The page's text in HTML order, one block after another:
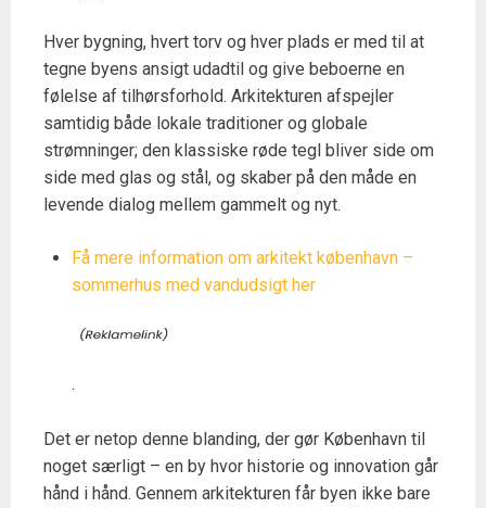
Hver bygning, hvert torv og hver plads er med til at
tegne byens ansigt udadtil og give beboerne en
følelse af tilhørsforhold. Arkitekturen afspejler
samtidig både lokale traditioner og globale
strømninger; den klassiske røde tegl bliver side om
side med glas og stål, og skaber på den måde en
levende dialog mellem gammelt og nyt.
Få mere information om arkitekt københavn –
sommerhus med vandudsigt her
.
Det er netop denne blanding, der gør København til
noget særligt – en by hvor historie og innovation går
hånd i hånd. Gennem arkitekturen får byen ikke bare